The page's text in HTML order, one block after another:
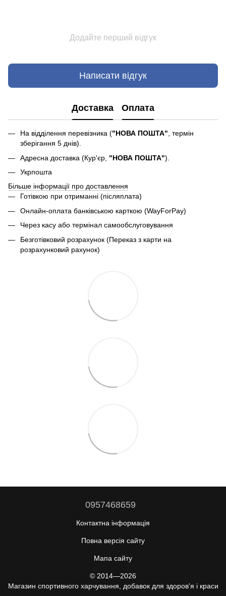
Додайте перший відгук
Написати відгук
Доставка Оплата
На відділення перевізника ("НОВА ПОШТА" , термін
зберігання 5 днів).
Адресна доставка (Кур'єр, "НОВА ПОШТА").
Укрпошта
Більше інформації про доставлення
Готівкою при отриманні (післяплата)
Онлайн-оплата банківською карткою (WayForPay)
Через касу або термінал самообслуговування
Безготівковий розрахунок (Переказ з карти на
розрахунковий рахунок)
0957468659
Контактна інформація
Повна версія сайту
Мапа сайту
© 2014—2026
Магазин спортивного харчування, добавок для здоров'я і краси